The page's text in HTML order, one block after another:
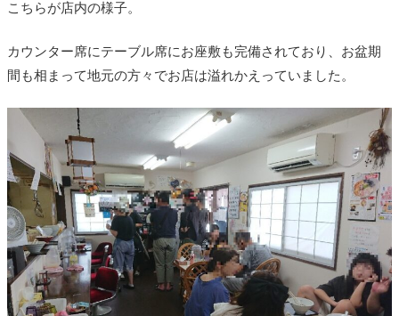
こちらが店内の様子。
カウンター席にテーブル席にお座敷も完備されており、お盆期
間も相まって地元の方々でお店は溢れかえっていました。